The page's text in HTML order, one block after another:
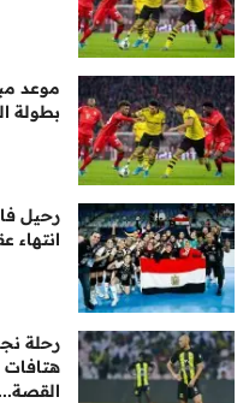
موعد
بطولة
رحيل
انتهاء
القصة...